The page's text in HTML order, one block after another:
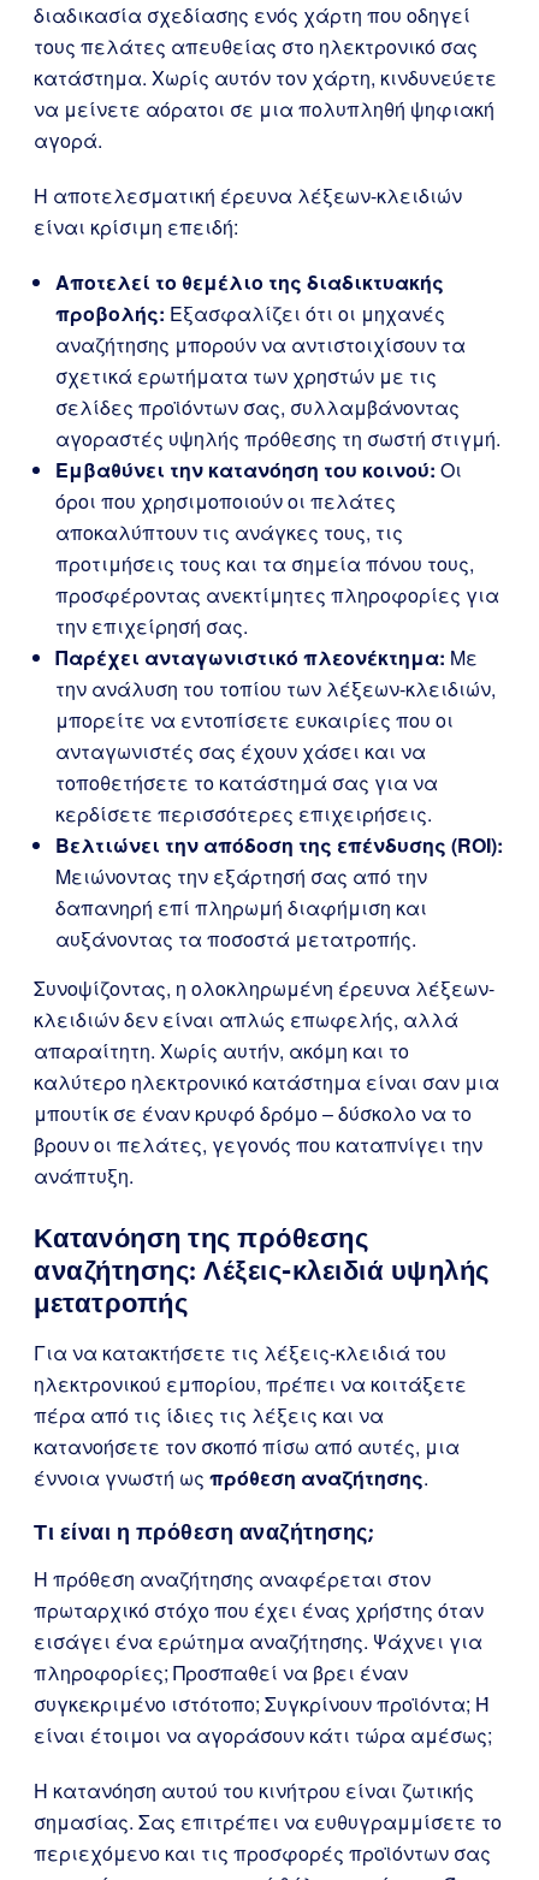
διαδικασία σχεδίασης ενός χάρτη που οδηγεί
τους πελάτες απευθείας στο ηλεκτρονικό σας
κατάστημα. Χωρίς αυτόν τον χάρτη, κινδυνεύετε
να μείνετε αόρατοι σε μια πολυπληθή ψηφιακή
αγορά.
Η αποτελεσματική έρευνα λέξεων-κλειδιών
είναι κρίσιμη επειδή:
Αποτελεί το θεμέλιο της διαδικτυακής
προβολής: Εξασφαλίζει ότι οι μηχανές
αναζήτησης μπορούν να αντιστοιχίσουν τα
σχετικά ερωτήματα των χρηστών με τις
σελίδες προϊόντων σας, συλλαμβάνοντας
αγοραστές υψηλής πρόθεσης τη σωστή στιγμή.
Εμβαθύνει την κατανόηση του κοινού: Οι
όροι που χρησιμοποιούν οι πελάτες
αποκαλύπτουν τις ανάγκες τους, τις
προτιμήσεις τους και τα σημεία πόνου τους,
προσφέροντας ανεκτίμητες πληροφορίες για
την επιχείρησή σας.
Παρέχει ανταγωνιστικό πλεονέκτημα: Με
την ανάλυση του τοπίου των λέξεων-κλειδιών,
μπορείτε να εντοπίσετε ευκαιρίες που οι
ανταγωνιστές σας έχουν χάσει και να
τοποθετήσετε το κατάστημά σας για να
κερδίσετε περισσότερες επιχειρήσεις.
Βελτιώνει την απόδοση της επένδυσης (ROI):
Μειώνοντας την εξάρτησή σας από την
δαπανηρή επί πληρωμή διαφήμιση και
αυξάνοντας τα ποσοστά μετατροπής.
Συνοψίζοντας, η ολοκληρωμένη έρευνα λέξεων-
κλειδιών δεν είναι απλώς επωφελής, αλλά
απαραίτητη. Χωρίς αυτήν, ακόμη και το
καλύτερο ηλεκτρονικό κατάστημα είναι σαν μια
μπουτίκ σε έναν κρυφό δρόμο – δύσκολο να το
βρουν οι πελάτες, γεγονός που καταπνίγει την
ανάπτυξη.
Κατανόηση της πρόθεσης
αναζήτησης: Λέξεις-κλειδιά υψηλής
μετατροπής
Για να κατακτήσετε τις λέξεις-κλειδιά του
ηλεκτρονικού εμπορίου, πρέπει να κοιτάξετε
πέρα από τις ίδιες τις λέξεις και να
κατανοήσετε τον σκοπό πίσω από αυτές, μια
έννοια γνωστή ως πρόθεση αναζήτησης.
Τι είναι η πρόθεση αναζήτησης;
Η πρόθεση αναζήτησης αναφέρεται στον
πρωταρχικό στόχο που έχει ένας χρήστης όταν
εισάγει ένα ερώτημα αναζήτησης. Ψάχνει για
πληροφορίες; Προσπαθεί να βρει έναν
συγκεκριμένο ιστότοπο; Συγκρίνουν προϊόντα; Ή
είναι έτοιμοι να αγοράσουν κάτι τώρα αμέσως;
Η κατανόηση αυτού του κινήτρου είναι ζωτικής
σημασίας. Σας επιτρέπει να ευθυγραμμίσετε το
περιεχόμενο και τις προσφορές προϊόντων σας